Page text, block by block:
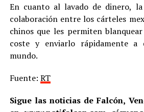
En cuanto al lavado de dinero,
colaboración entre los cárteles
chinos que les permiten
coste y enviarlo rápidamente a
mundo.
Fuente: RT
Sigue las noticias de Falcón,